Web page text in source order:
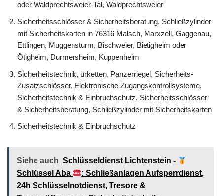
oder Waldprechtsweier-Tal, Waldprechtsweier
Sicherheitsschlösser & Sicherheitsberatung, Schließzylinder
mit Sicherheitskarten in 76316 Malsch, Marxzell, Gaggenau,
Ettlingen, Muggensturm, Bischweier, Bietigheim oder
Ötigheim, Durmersheim, Kuppenheim
Sicherheitstechnik, ürketten, Panzerriegel, Sicherheits-
Zusatzschlösser, Elektronische Zugangskontrollsysteme,
Sicherheitstechnik & Einbruchschutz, Sicherheitsschlösser
& Sicherheitsberatung, Schließzylinder mit Sicherheitskarten
Sicherheitstechnik & Einbruchschutz
Siehe auch Schlüsseldienst Lichtenstein -
Schlüssel Aba
: Schließanlagen Aufsperrdienst,
24h Schlüsselnotdienst, Tresore &